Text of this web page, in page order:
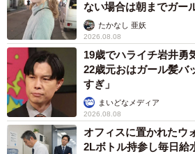
ない場合は朝までガー
ストに取材】
たかなし 亜妖
2026.08.08
19歳でハライチ岩井勇
22歳元おはガール髪バ
すぎ」
まいどなメディア
2026.08.08
オフィスに置かれた
2Lボトル持参し毎日